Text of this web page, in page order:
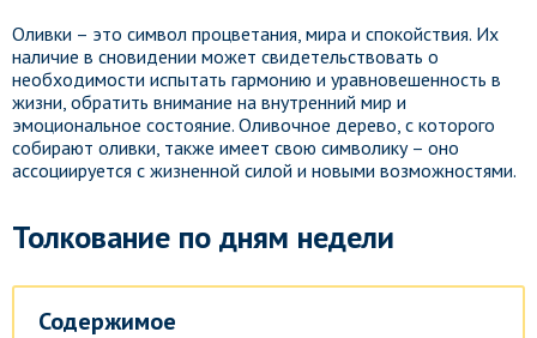
Оливки – это символ процветания, мира и спокойствия. Их
наличие в сновидении может свидетельствовать о
необходимости испытать гармонию и уравновешенность в
жизни, обратить внимание на внутренний мир и
эмоциональное состояние. Оливочное дерево, с которого
собирают оливки, также имеет свою символику – оно
ассоциируется с жизненной силой и новыми возможностями.
Толкование по дням недели
Содержимое